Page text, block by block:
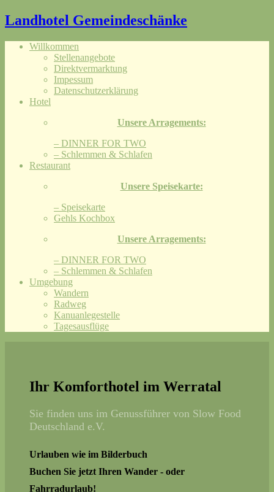
Landhotel Gemeindeschänke
Willkommen
Stellenangebote
Direktvermarktung
Impessum
Datenschutzerklärung
Hotel
Unsere Arragements:
– DINNER FOR TWO
– Schlemmen & Schlafen
Restaurant
Unsere Speisekarte:
– Speisekarte
Gehls Kochbox
Unsere Arragements:
– DINNER FOR TWO
– Schlemmen & Schlafen
Umgebung
Wandern
Radweg
Kanuanlegestelle
Tagesausflüge
Ihr Komforthotel im Werratal
Sie finden uns im Genussführer von Slow Food
Deutschland e.V.
Urlauben wie im Bilderbuch
Buchen Sie jetzt Ihren Wander - oder
Fahrradurlaub!